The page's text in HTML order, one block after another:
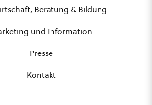
Beratung & Bildung
und Information
Presse
Kontakt